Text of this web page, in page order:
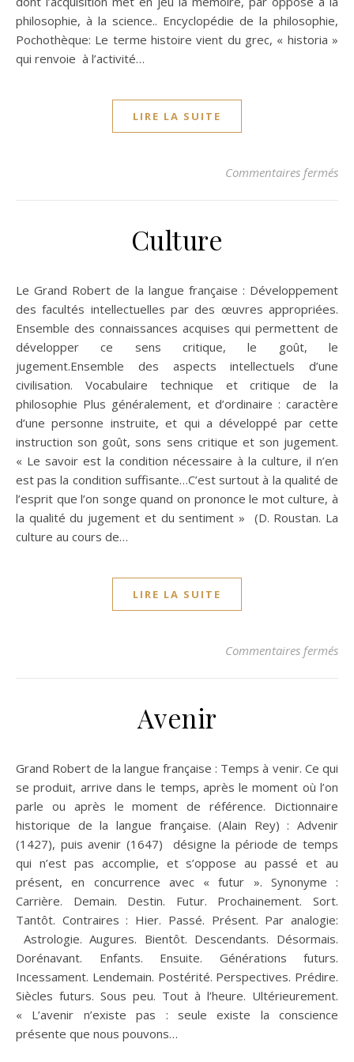
philosophie, à la science.. Encyclopédie de la philosophie,
Pochothèque: Le terme histoire vient du grec, « historia »
qui renvoie à l’activité…
LIRE LA SUITE
Commentaires fermés
Culture
Le Grand Robert de la langue française : Développement
des facultés intellectuelles par des œuvres appropriées.
Ensemble des connaissances acquises qui permettent de
développer ce sens critique, le goût, le
jugement.Ensemble des aspects intellectuels d’une
civilisation. Vocabulaire technique et critique de la
philosophie Plus généralement, et d’ordinaire : caractère
d’une personne instruite, et qui a développé par cette
instruction son goût, sons sens critique et son jugement.
« Le savoir est la condition nécessaire à la culture, il n’en
est pas la condition suffisante…C’est surtout à la qualité de
l’esprit que l’on songe quand on prononce le mot culture, à
la qualité du jugement et du sentiment » (D. Roustan. La
culture au cours de…
LIRE LA SUITE
Commentaires fermés
Avenir
Grand Robert de la langue française : Temps à venir. Ce qui
se produit, arrive dans le temps, après le moment où l’on
parle ou après le moment de référence. Dictionnaire
historique de la langue française. (Alain Rey) : Advenir
(1427), puis avenir (1647) désigne la période de temps
qui n’est pas accomplie, et s’oppose au passé et au
présent, en concurrence avec « futur ». Synonyme :
Carrière. Demain. Destin. Futur. Prochainement. Sort.
Tantôt. Contraires : Hier. Passé. Présent. Par analogie:
Astrologie. Augures. Bientôt. Descendants. Désormais.
Dorénavant. Enfants. Ensuite. Générations futurs.
Incessament. Lendemain. Postérité. Perspectives. Prédire.
Siècles futurs. Sous peu. Tout à l’heure. Ultérieurement.
« L’avenir n’existe pas : seule existe la conscience
présente que nous pouvons…